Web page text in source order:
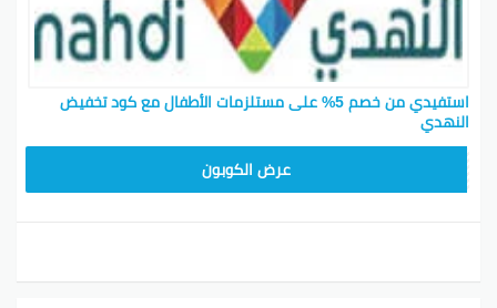
استفيدي من خصم 5% على مستلزمات الأطفال مع كود تخفيض
النهدي
عرض الكوبون